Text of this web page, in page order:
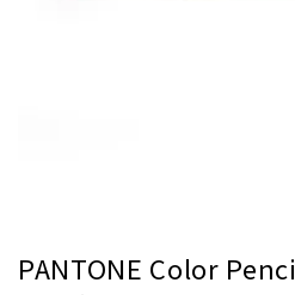
PANTONE Color